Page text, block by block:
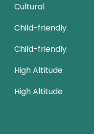
Cultural
Child-friendly
Child-friendly
High Altitude
High Altitude